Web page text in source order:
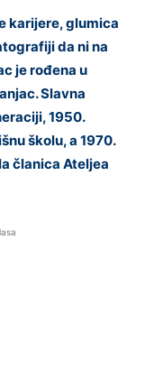
karijere, glumica
da ni na
je rođena u
Slavna
1950.
školu, a 1970.
članica Ateljea